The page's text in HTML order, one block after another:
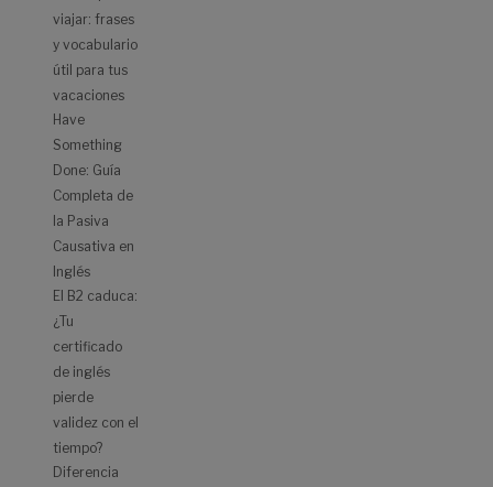
viajar: frases
y vocabulario
útil para tus
vacaciones
Have
Something
Done: Guía
Completa de
la Pasiva
Causativa en
Inglés
El B2 caduca:
¿Tu
certificado
de inglés
pierde
validez con el
tiempo?
Diferencia